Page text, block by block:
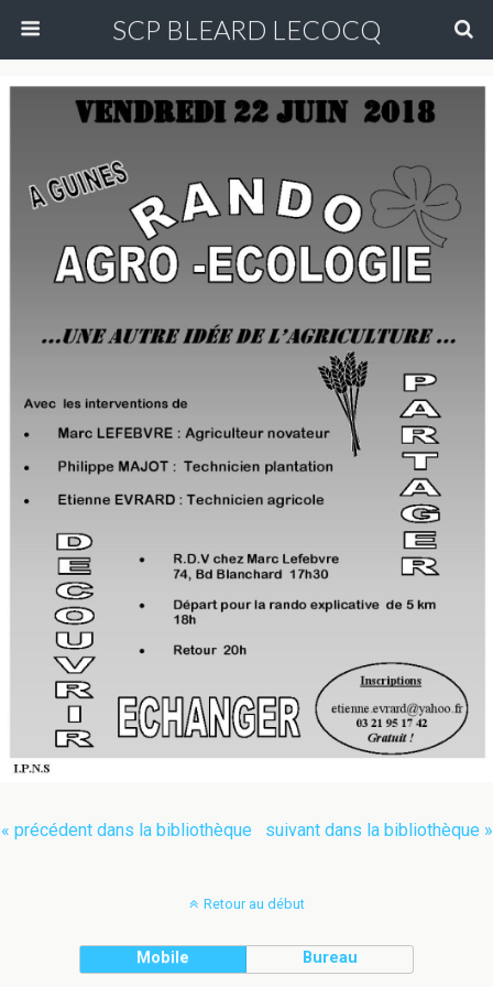
SCP BLEARD LECOCQ
« précédent dans la bibliothèque suivant dans la bibliothèque »
Retour au début
Mobile Bureau